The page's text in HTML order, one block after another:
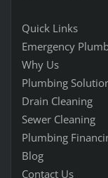
Quick Links
Emergency
Why Us
Plumbing
Drain Cleaning
Sewer Cleaning
Plumbing
Blog
Contact Us